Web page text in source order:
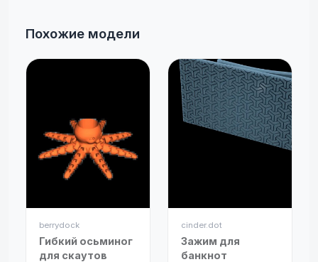
Похожие модели
berrydock
Гибкий осьминог
для скаутов
cinder.dot
Зажим для
банкнот